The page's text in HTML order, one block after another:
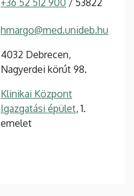
hmargo@med.unideb.hu
4032 Debrecen,
Nagyerdei körút 98.
Klinikai Központ
Igazgatási épület, 1.
emelet